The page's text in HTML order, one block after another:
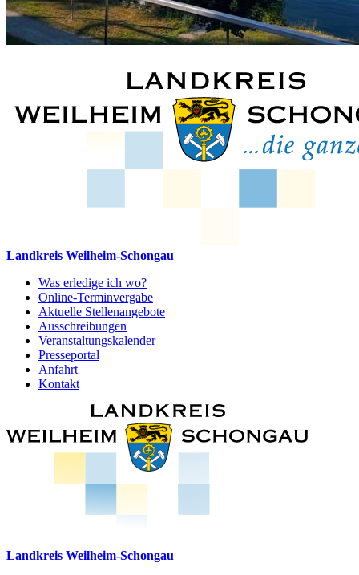
Landkreis Weilheim-Schongau
Was erledige ich wo?
Online-Terminvergabe
Aktuelle Stellenangebote
Ausschreibungen
Veranstaltungskalender
Presseportal
Anfahrt
Kontakt
Landkreis Weilheim-Schongau